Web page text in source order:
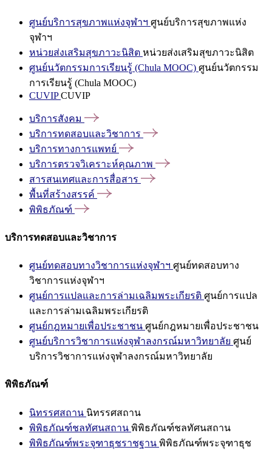
ศูนย์บริการสุขภาพแห่งจุฬาฯ ศูนย์บริการสุขภาพแห่ง
จุฬาฯ
หน่วยส่งเสริมสุขภาวะนิสิต หน่วยส่งเสริมสุขภาวะนิสิต
ศูนย์นวัตกรรมการเรียนรู้ (Chula MOOC) ศูนย์นวัตกรรม
การเรียนรู้ (Chula MOOC)
CUVIPCUVIP
บริการสังคม
บริการทดสอบและวิชาการ
บริการทางการแพทย์
บริการตรวจวิเคราะห์คุณภาพ
สารสนเทศและการสื่อสาร
พื้นที่สร้างสรรค์
พิพิธภัณฑ์
บริการทดสอบและวิชาการ
ศูนย์ทดสอบทางวิชาการแห่งจุฬาฯ ศูนย์ทดสอบทาง
วิชาการแห่งจุฬาฯ
ศูนย์การแปลและการล่ามเฉลิมพระเกียรติ ศูนย์การแปล
และการล่ามเฉลิมพระเกียรติ
ศูนย์กฎหมายเพื่อประชาชน ศูนย์กฎหมายเพื่อประชาชน
ศูนย์บริการวิชาการแห่งจุฬาลงกรณ์มหาวิทยาลัย ศูนย์
บริการวิชาการแห่งจุฬาลงกรณ์มหาวิทยาลัย
พิพิธภัณฑ์
นิทรรศสถาน นิทรรศสถาน
พิพิธภัณฑ์ชลทัศนสถาน พิพิธภัณฑ์ชลทัศนสถาน
พิพิธภัณฑ์พระจุฑาธุชราชฐาน พิพิธภัณฑ์พระจุฑาธุช